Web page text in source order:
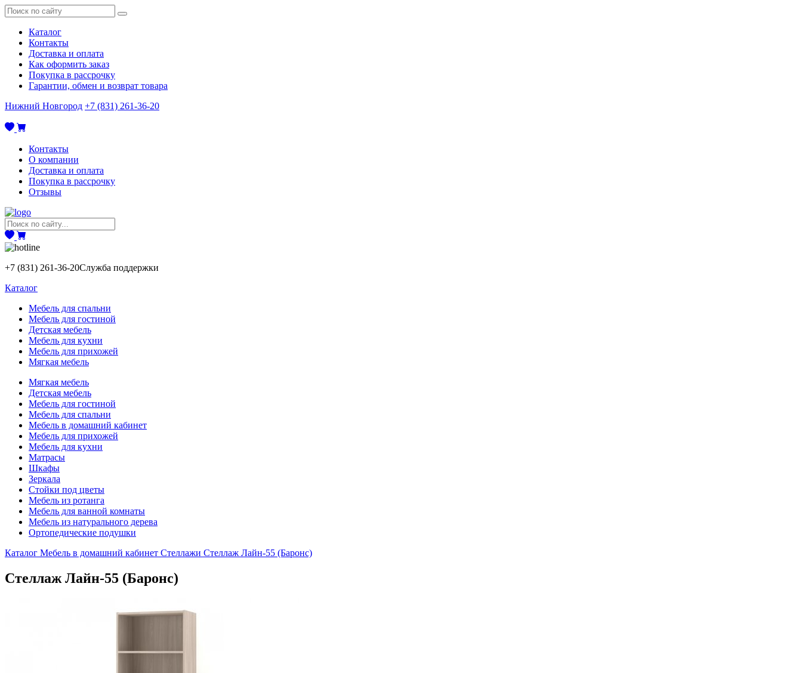
Каталог
Контакты
Доставка и оплата
Как оформить заказ
Покупка в рассрочку
Гарантии, обмен и возврат товара
Нижний Новгород +7 (831) 261-36-20
Контакты
О компании
Доставка и оплата
Покупка в рассрочку
Отзывы
+7 (831) 261-36-20Служба поддержки
Каталог
Мебель для спальни
Мебель для гостиной
Детская мебель
Мебель для кухни
Мебель для прихожей
Мягкая мебель
Мягкая мебель
Детская мебель
Мебель для гостиной
Мебель для спальни
Мебель в домашний кабинет
Мебель для прихожей
Мебель для кухни
Матрасы
Шкафы
Зеркала
Стойки под цветы
Мебель из ротанга
Мебель для ванной комнаты
Мебель из натурального дерева
Ортопедические подушки
Каталог Мебель в домашний кабинет Стеллажи Стеллаж Лайн-55 (Баронс)
Стеллаж Лайн-55 (Баронс)